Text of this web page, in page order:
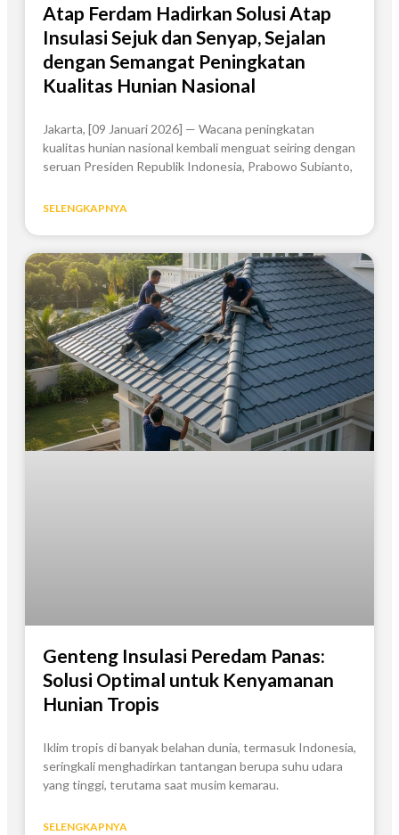
Atap Ferdam Hadirkan Solusi Atap
Insulasi Sejuk dan Senyap, Sejalan
dengan Semangat Peningkatan
Kualitas Hunian Nasional
Jakarta, [09 Januari 2026] — Wacana peningkatan
kualitas hunian nasional kembali menguat seiring dengan
seruan Presiden Republik Indonesia, Prabowo Subianto,
SELENGKAPNYA
Genteng Insulasi Peredam Panas:
Solusi Optimal untuk Kenyamanan
Hunian Tropis
Iklim tropis di banyak belahan dunia, termasuk Indonesia,
seringkali menghadirkan tantangan berupa suhu udara
yang tinggi, terutama saat musim kemarau.
SELENGKAPNYA